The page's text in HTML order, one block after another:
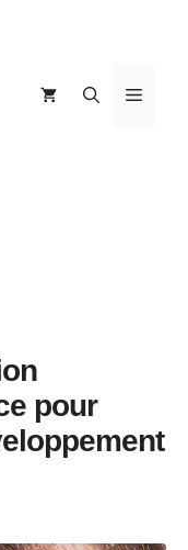
Menu
pour